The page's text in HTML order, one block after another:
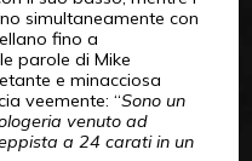
simultaneamente con
fino a
parole di Mike
e minacciosa
veemente: “Sono un
venuto ad
a 24 carati in un